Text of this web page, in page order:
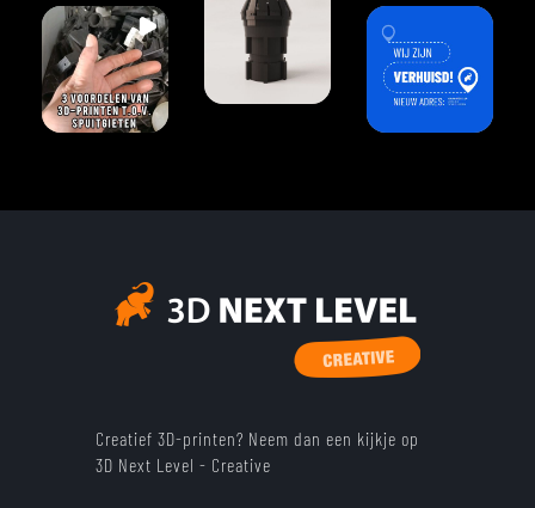
Creatief 3D-printen? Neem dan een kijkje op
3D Next Level - Creative